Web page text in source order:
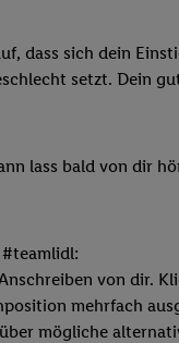
dass sich dein
setzt. Dein
lass bald von dir
von dir.
mehrfach
mögliche